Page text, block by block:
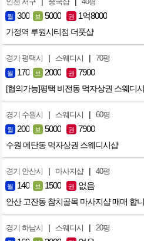
인천 서구 중국샵 40평
월 300 보 5000 권 1억8000
가정역 루원시티점 더풋샵
경기 평택시 | 스웨디시 | 70평
월 170 보 2000 권 7900
[협의가능]평택 비전동 먹자상권 스웨디
경기 수원시 | 스웨디시 | 60평
월 200 보 5000 권 7900
수원 메탄동 먹자상권 스웨디시샵
경기 안산시 | 마사지샵 | 40평
월 140 보 1500 권 없음
안산 고잔동 참치골목 마사지샵 매매 합
경기 하남시 | 스웨디시 | 20평